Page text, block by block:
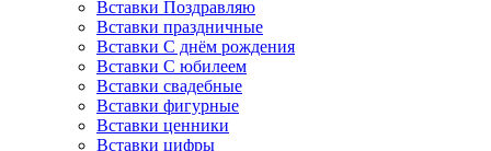
Вставки Поздравляю
Вставки праздничные
Вставки С днём рождения
Вставки С юбилеем
Вставки свадебные
Вставки фигурные
Вставки ценники
Вставки цифры